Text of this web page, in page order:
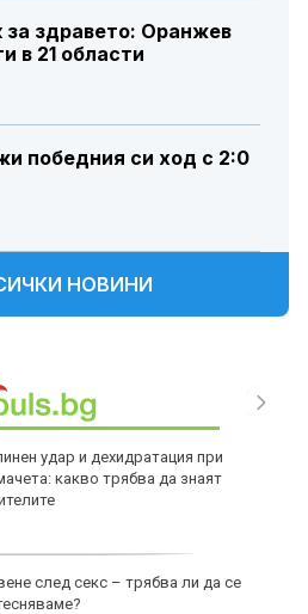
за здравето: Оранжев
в 21 области
победния си ход с 2:0
НОВИНИ
удар и дехидратация при
какво трябва да знаят
след секс – трябва ли да се